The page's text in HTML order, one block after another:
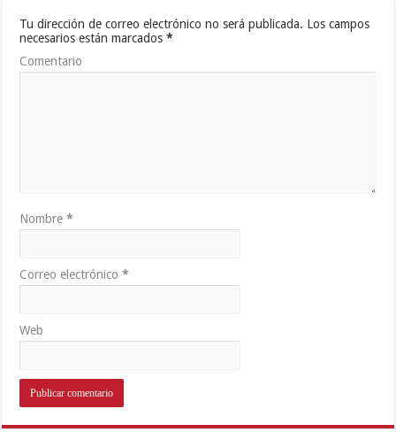
Tu dirección de correo electrónico no será publicada. Los campos
necesarios están marcados*
Comentario
Nombre*
Correo electrónico*
Web